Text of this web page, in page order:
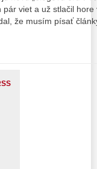
viet a už stlačil
že musím písať